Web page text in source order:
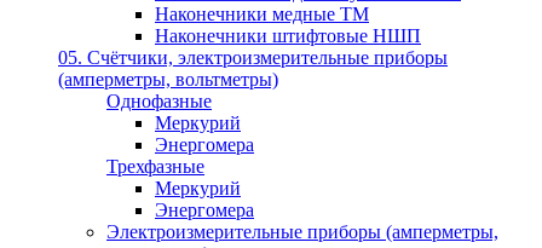
Наконечники медные ТМ
Наконечники штифтовые НШП
05. Счётчики, электроизмерительные приборы
(амперметры, вольтметры)
Однофазные
Меркурий
Энергомера
Трехфазные
Меркурий
Энергомера
Электроизмерительные приборы (амперметры,